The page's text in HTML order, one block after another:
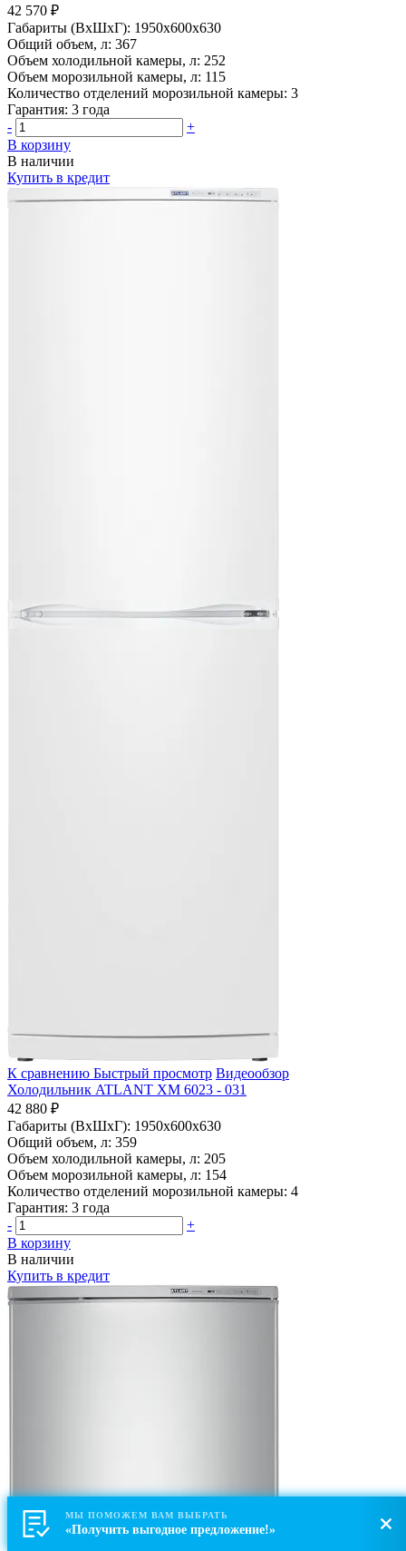
42 570 ₽
Габариты (ВхШхГ): 1950x600x630
Общий объем, л: 367
Объем холодильной камеры, л: 252
Объем морозильной камеры, л: 115
Количество отделений морозильной камеры: 3
Гарантия: 3 года
-
+
В корзину
В наличии
Купить в кредит
К сравнению Быстрый просмотр Видеообзор
Холодильник ATLANT ХМ 6023 - 031
42 880 ₽
Габариты (ВхШхГ): 1950x600x630
Общий объем, л: 359
Объем холодильной камеры, л: 205
Объем морозильной камеры, л: 154
Количество отделений морозильной камеры: 4
Гарантия: 3 года
-
+
В корзину
В наличии
Купить в кредит
МЫ ПОМОЖЕМ ВАМ ВЫБРАТЬ
«Получить выгодное предложение!»